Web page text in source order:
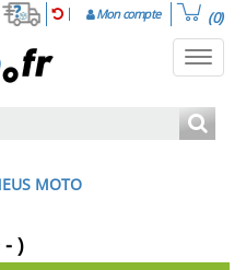
Mon compte (0)
MOTO
- )